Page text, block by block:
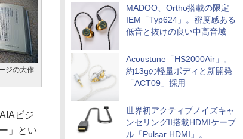
MADOO、Ortho搭載の限定
IEM「Typ624」。密度感ある
低音と抜けの良い中高音域
Acoustune「HS2000Air」。
約13gの軽量ボディと新開発
「ACT09」採用
世界初アクティブノイズキャ
ンセリングII搭載HDMIケーブ
ル「Pulsar HDMI」。
ジの大作
ビジ
」とい